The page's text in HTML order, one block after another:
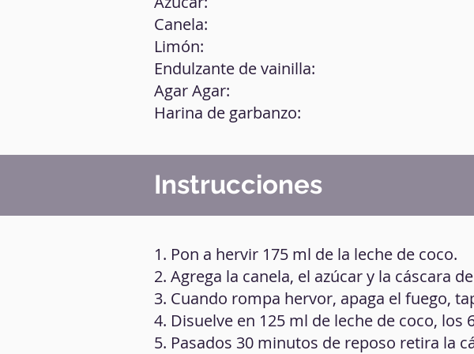
Canela:
Limón:
Endulzante de vainilla:
Agar Agar:
Harina de garbanzo:
Instrucciones
1. Pon a hervir 175 ml de la leche de coco.
2. Agrega la canela, el azúcar y la cáscara
3. Cuando rompa hervor, apaga el fuego,
4. Disuelve en 125 ml de leche de coco, los
5. Pasados 30 minutos de reposo retira la